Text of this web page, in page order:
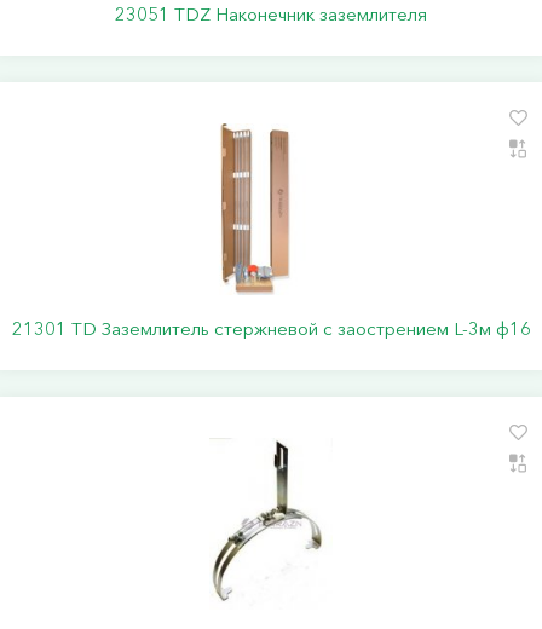
23051 TDZ Наконечник заземлителя
21301 TD Заземлитель стержневой c заострением L-3м ф16